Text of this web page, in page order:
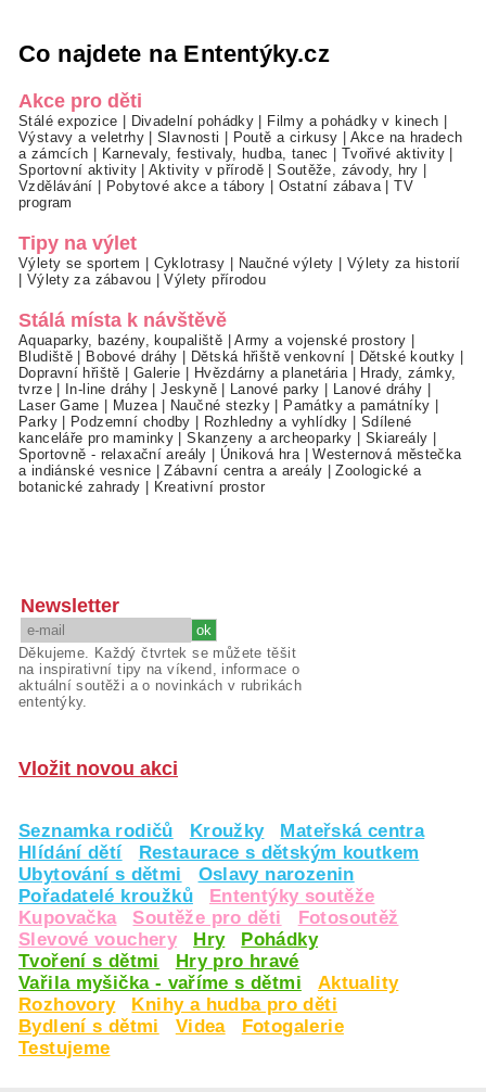
Co najdete na Ententýky.cz
Akce pro děti
Stálé expozice Divadelní pohádky Filmy a pohádky v kinech
Výstavy a veletrhy|Slavnosti Poutě a cirkusy
Akce na hradech
a zámcích
Karnevaly, festivaly, hudba, tanec Tvořivé aktivity
Sportovní aktivity|Aktivity v přírodě |Soutěže, závody, hry
Vzdělávání
Pobytové akce a tábory Ostatní zábava|TV
program
Tipy na výlet
Výlety se sportem Cyklotrasy Naučné výlety
Výlety za historií
Výlety za zábavou |Výlety přírodou
Stálá místa k návštěvě
Aquaparky, bazény, koupaliště |Army a vojenské prostory
Bludiště
Bobové dráhy Dětská hřiště venkovní Dětské koutky
Dopravní hřiště
Galerie Hvězdárny a planetária|
Hrady, zámky,
tvrze| In-line dráhy |Jeskyně| Lanové parky Lanové dráhy
Laser Game
Muzea| Naučné stezky Památky a památníky
Parky| Podzemní chodby Rozhledny a vyhlídky
Sdílené
kanceláře pro maminky |Skanzeny a archeoparky Skiareály
Sportovně - relaxační areály
Úniková hra|Westernová městečka
a indiánské vesnice |Zábavní centra a areály |Zoologické a
botanické zahrady
Kreativní prostor
Newsletter
Děkujeme. Každý čtvrtek se můžete těšit
na inspirativní tipy na víkend, informace o
aktuální soutěži a o novinkách v rubrikách
ententýky.
Vložit novou akci
Seznamka rodičů Kroužky
Mateřská centra
Hlídání dětí
Restaurace s dětským koutkem
Ubytování s dětmi
Oslavy narozenin
Pořadatelé kroužků
Ententýky soutěže
Kupovačka
Soutěže pro děti
Fotosoutěž
Slevové vouchery
Hry
Pohádky
Tvoření s dětmi
Hry pro hravé
Vařila myšička - vaříme s dětmi
Aktuality
Rozhovory
Knihy a hudba pro děti
Bydlení s dětmi
Videa
Fotogalerie
Testujeme